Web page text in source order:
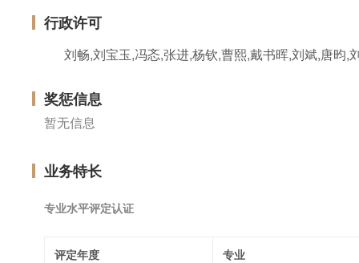
行政许可
奖惩信息
暂无信息
业务特长
专业水平评定认证
评定年度 专业